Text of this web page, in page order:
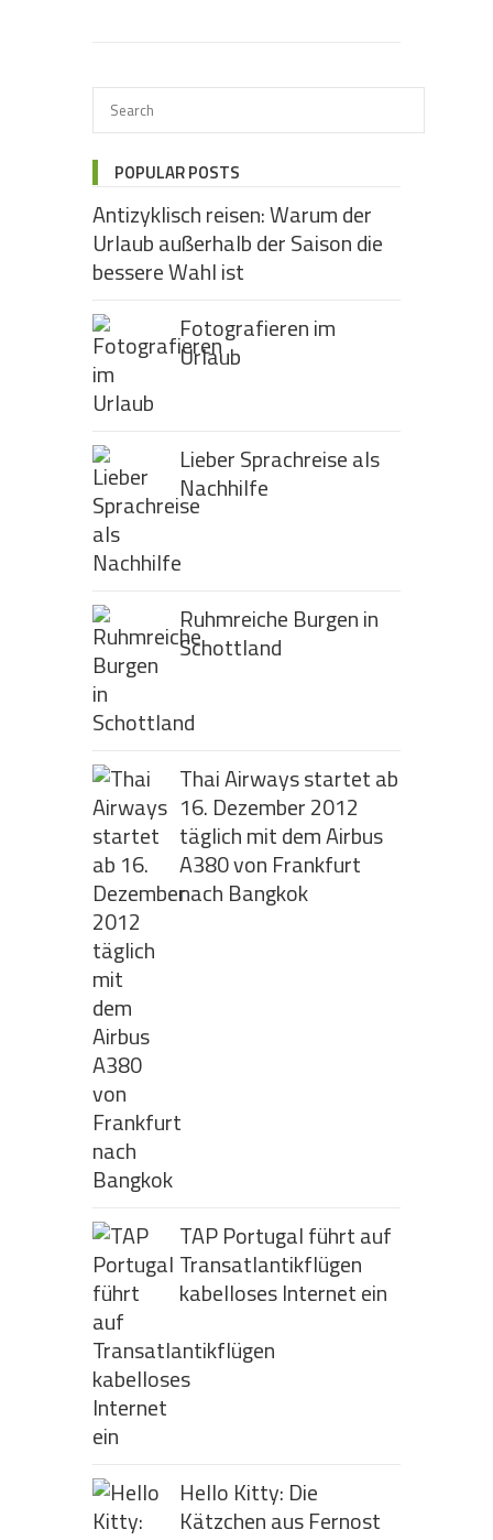
POPULAR POSTS
Antizyklisch reisen: Warum der
Urlaub außerhalb der Saison die
bessere Wahl ist
Fotografieren im
Urlaub
Lieber Sprachreise als
Nachhilfe
Ruhmreiche Burgen in
Schottland
Thai Airways startet ab
16. Dezember 2012
täglich mit dem Airbus
A380 von Frankfurt
nach Bangkok
TAP Portugal führt auf
Transatlantikflügen
kabelloses Internet ein
Hello Kitty: Die
Kätzchen aus Fernost